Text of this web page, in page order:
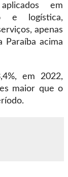
em
e logística,
apenas
Paraíba acima
em 2022,
maior que o